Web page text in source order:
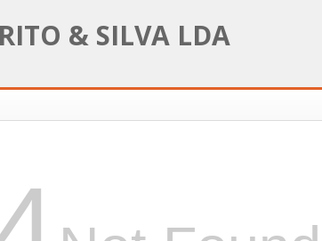
& SILVA LDA